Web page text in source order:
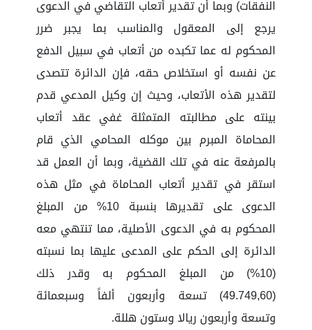
النفقات) وبما أن تقدير أتعاب التقاضي في الدعوى
يرجع إلى المعقول والمناسب بما يجبر ضرر
المحكوم له عما تكبده من أتعاب في سبيل الدفع
عن نفسه أو استخلاص حقه، فإن الدائرة تتصدى
لتقدير هذه الأتعاب، وحيث إن وكيل المدعي قدم
بينته على مطالبته المتمثلة غفي عقد أتعاب
المحاماة المبرم بين موكله المحامي الذي قام
بالمرفعة عنه في تلك القضية، وبما أن العمل قد
استقر في تقدير أتعاب المحاماة في مثل هذه
الدعوى على تقديرها بنسبة 10% من المبلغ
المحكوم به في الدعوى الأصلية، مما تنتهي معه
الدائرة إلى الحكم على المدعى عليها بما نسبته
(10%) من المبلغ المحكوم به وقدر ذلك
(49.749,60) تسعة وأربعون ألفاً وسبعمائة
وتسعة وأربعون ريالا وستون هللة.